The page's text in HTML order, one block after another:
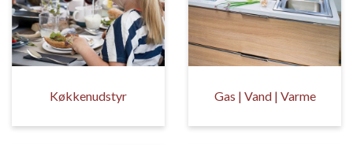
Køkkenudstyr Gas | Vand | Varme